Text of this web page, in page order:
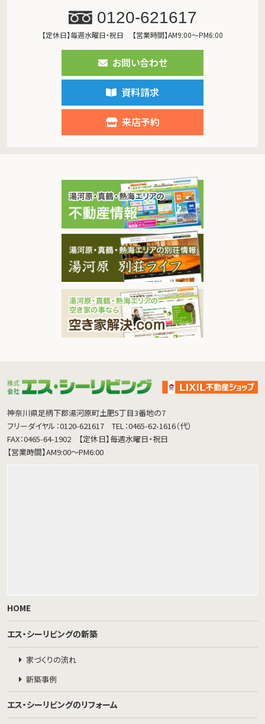
0120-621617
【定休日】毎週水曜日・祝日 【営業時間】AM9:00～PM6:00
お問い合わせ
資料請求
来店予約
神奈川県足柄下郡湯河原町土肥5丁目3番地の7
フリーダイヤル：0120-621617
TEL：0465-62-1616（代）
FAX：0465-64-1902
【定休日】毎週水曜日・祝日
【営業時間】AM9:00～PM6:00
HOME
エス・シーリビングの新築
家づくりの流れ
新築事例
エス・シーリビングのリフォーム